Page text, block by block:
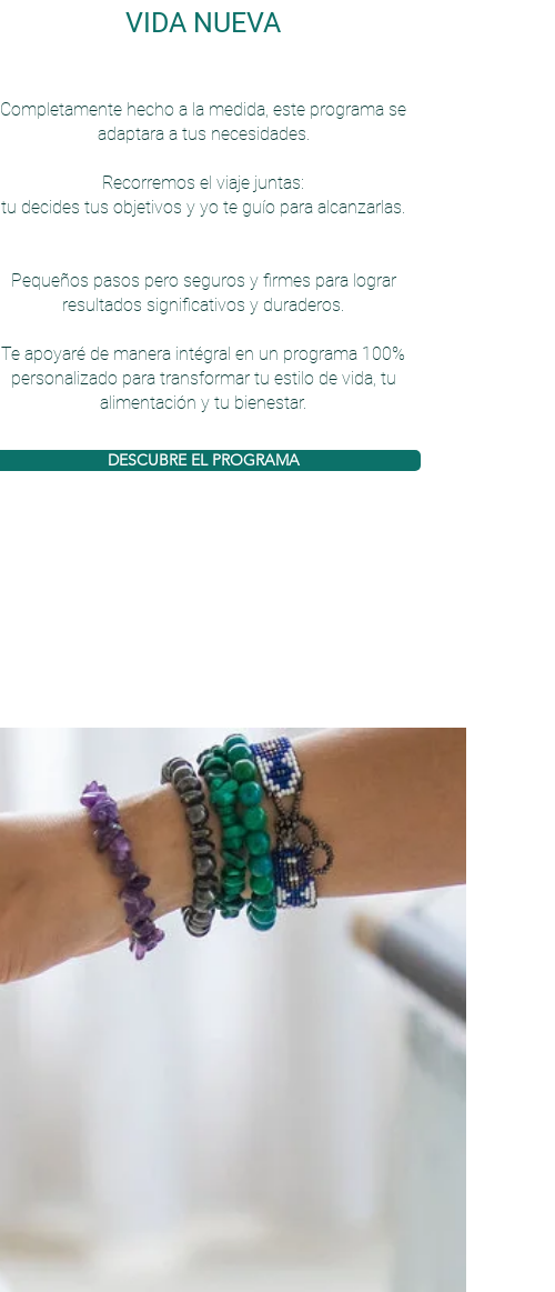
VIDA NUEVA
Completamente hecho a la medida, este programa se
adaptara a tus necesidades.
Recorremos el viaje juntas:
tu decides tus objetivos y yo te guío para alcanzarlas.
Pequeños pasos pero seguros y firmes para lograr
resultados significativos y duraderos.
Te apoyaré de manera intégral en un programa 100%
personalizado para transformar tu estilo de vida, tu
alimentación y tu bienestar.
DESCUBRE EL PROGRAMA